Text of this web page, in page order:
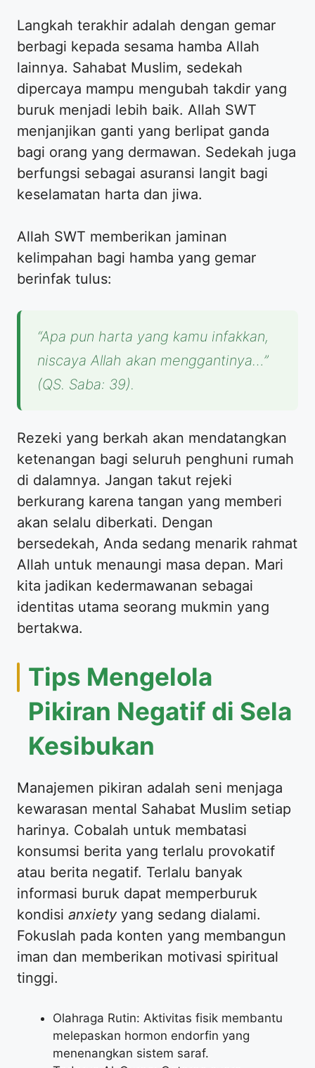
Langkah terakhir adalah dengan gemar
berbagi kepada sesama hamba Allah
lainnya. Sahabat Muslim, sedekah
dipercaya mampu mengubah takdir yang
buruk menjadi lebih baik. Allah SWT
menjanjikan ganti yang berlipat ganda
bagi orang yang dermawan. Sedekah juga
berfungsi sebagai asuransi langit bagi
keselamatan harta dan jiwa.
Allah SWT memberikan jaminan
kelimpahan bagi hamba yang gemar
berinfak tulus:
“Apa pun harta yang kamu infakkan,
niscaya Allah akan menggantinya…”
(QS. Saba: 39).
Rezeki yang berkah akan mendatangkan
ketenangan bagi seluruh penghuni rumah
di dalamnya. Jangan takut rejeki
berkurang karena tangan yang memberi
akan selalu diberkati. Dengan
bersedekah, Anda sedang menarik rahmat
Allah untuk menaungi masa depan. Mari
kita jadikan kedermawanan sebagai
identitas utama seorang mukmin yang
bertakwa.
Tips Mengelola
Pikiran Negatif di Sela
Kesibukan
Manajemen pikiran adalah seni menjaga
kewarasan mental Sahabat Muslim setiap
harinya. Cobalah untuk membatasi
konsumsi berita yang terlalu provokatif
atau berita negatif. Terlalu banyak
informasi buruk dapat memperburuk
kondisi anxietyyang sedang dialami.
Fokuslah pada konten yang membangun
iman dan memberikan motivasi spiritual
tinggi.
Olahraga Rutin: Aktivitas fisik membantu
melepaskan hormon endorfin yang
menenangkan sistem saraf.